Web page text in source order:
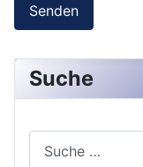
Senden
Suche